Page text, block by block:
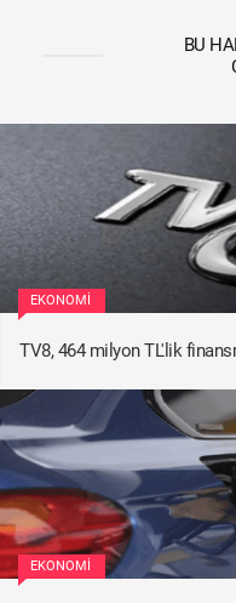
BU
EKONOMI
TV8, 464 milyon TL'lik
EKONOMI